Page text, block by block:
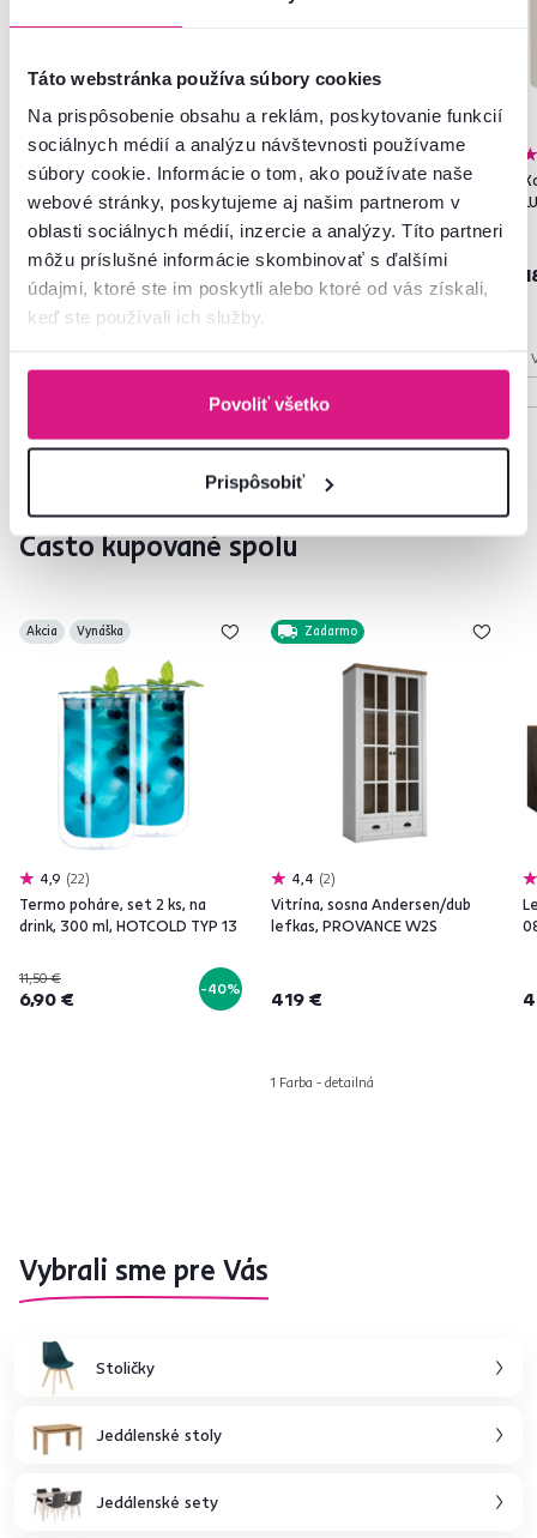
Táto webstránka používa súbory cookies
Na prispôsobenie obsahu a reklám, poskytovanie funkcií
sociálnych médií a analýzu návštevnosti používame
súbory cookie. Informácie o tom, ako používate naše
webové stránky, poskytujeme aj našim partnerom v
oblasti sociálnych médií, inzercie a analýzy. Títo partneri
môžu príslušné informácie skombinovať s ďalšími
údajmi, ktoré ste im poskytli alebo ktoré od vás získali,
keď ste používali ich služby.
Povoliť všetko
Prispôsobiť
4,5 53
Kombinovaná komoda, old
wood light/matera, LUNYSA
4,5 53
Kombinovaná komoda, dub
artisan/biela, LUNYSA
Často kupované spolu
Akcia Vynáška
4,9 22
Termo poháre, set 2 ks, na
drink, 300 ml, HOTCOLD TYP 13
11,50 €
6,90 € -40%
Zadarmo
4,4 2
Vitrína, sosna Andersen/dub
lefkas, PROVANCE W2S
419 €
1 Farba - detailná
Vybrali sme pre Vás
Stoličky
Jedálenské stoly
Jedálenské sety